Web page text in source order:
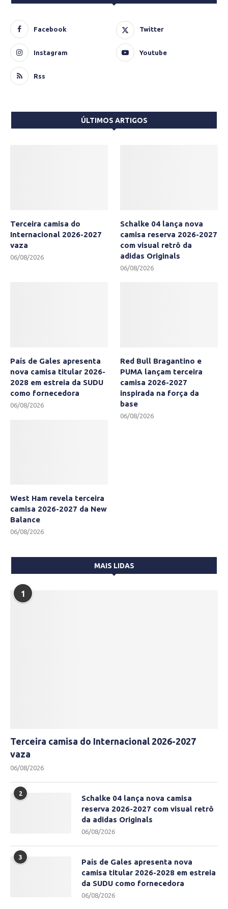
Facebook Twitter
Instagram Youtube
Rss
ÚLTIMOS ARTIGOS
Terceira camisa do
Internacional 2026-2027
vaza
06/08/2026
Schalke 04 lança nova
camisa reserva 2026-2027
com visual retrô da
adidas Originals
06/08/2026
País de Gales apresenta
nova camisa titular 2026-
2028 em estreia da SUDU
como fornecedora
06/08/2026
Red Bull Bragantino e
PUMA lançam terceira
camisa 2026-2027
inspirada na força da
base
06/08/2026
West Ham revela terceira
camisa 2026-2027 da New
Balance
06/08/2026
MAIS LIDAS
1
Terceira camisa do Internacional 2026-2027
vaza
06/08/2026
2
Schalke 04 lança nova camisa
reserva 2026-2027 com visual retrô
da adidas Originals
06/08/2026
3
País de Gales apresenta nova
camisa titular 2026-2028 em estreia
da SUDU como fornecedora
06/08/2026